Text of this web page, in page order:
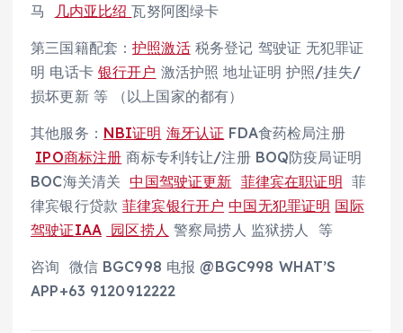
马
几内亚比绍瓦努阿图绿卡
第三国籍配套：护照激活税务登记 驾驶证 无犯罪证
明 电话卡 银行开户 激活护照 地址证明 护照/挂失/
损坏更新 等 （以上国家的都有）
其他服务： NBI证明 海牙认证 FDA食药检局注册
IPO商标注册 商标专利转让/注册 BOQ防疫局证明
BOC海关清关中国驾驶证更新 菲律宾在职证明 菲
律宾银行贷款菲律宾银行开户 中国无犯罪证明 国际
驾驶证IAA 园区捞人 警察局捞人 监狱捞人 等
咨询 微信 BGC998 电报 @BGC998 WHAT’S
APP+63 9120912222